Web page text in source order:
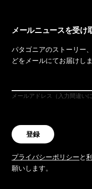
メールニュースを受け
パタゴニアのストーリー
どをメールにてお届けしま
メールアドレス（入力間違い
登録
プライバシーポリシーと
願いします。